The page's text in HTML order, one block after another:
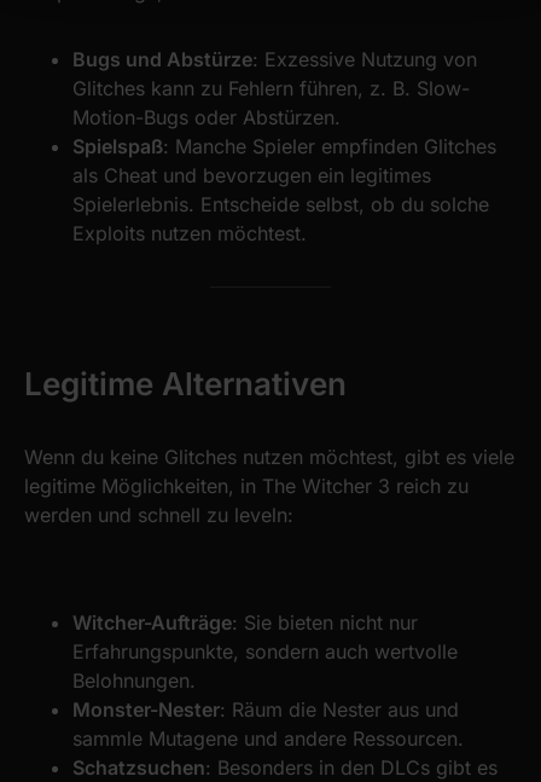
provide social media features and to analyse our traffic.
We also share information about your use of our site with
our social media, advertising and analytics partners who
may combine it with other information that you’ve
provided to them or that they’ve collected from your use
of their services.
Bugs und Abstürze: Exzessive Nutzung von
Glitches kann zu Fehlern führen, z. B. Slow-
Motion-Bugs oder Abstürzen.
Spielspaß: Manche Spieler empfinden Glitches
als Cheat und bevorzugen ein legitimes
Spielerlebnis. Entscheide selbst, ob du solche
Exploits nutzen möchtest.
Legitime Alternativen
Wenn du keine Glitches nutzen möchtest, gibt es viele
legitime Möglichkeiten, in The Witcher 3 reich zu
werden und schnell zu leveln:
Witcher-Aufträge: Sie bieten nicht nur
Erfahrungspunkte, sondern auch wertvolle
Belohnungen.
Monster-Nester: Räum die Nester aus und
sammle Mutagene und andere Ressourcen.
Schatzsuchen: Besonders in den DLCs gibt es